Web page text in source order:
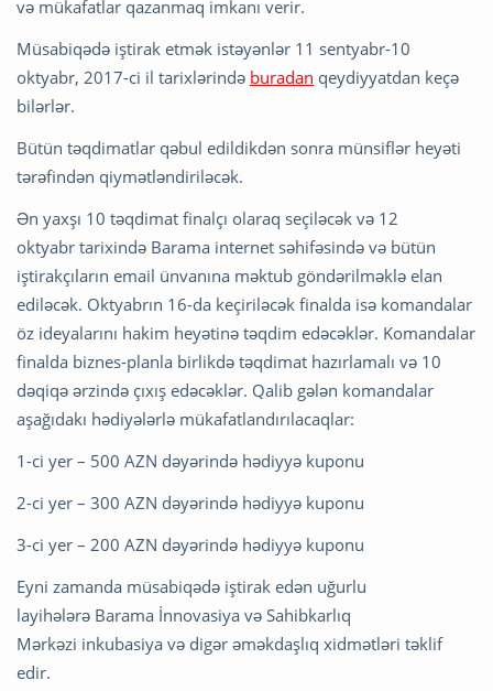
və mükafatlar qazanmaq imkanı verir.
Müsabiqədə iştirak etmək istəyənlər 11 sentyabr-10
oktyabr, 2017-ci il tarixlərində buradan qeydiyyatdan keçə
bilərlər.
Bütün təqdimatlar qəbul edildikdən sonra münsiflər heyəti
tərəfindən qiymətləndiriləcək.
Ən yaxşı 10 təqdimat finalçı olaraq seçiləcək və 12
oktyabr tarixində Barama internet səhifəsində və bütün
iştirakçıların email ünvanına məktub göndərilməklə elan
ediləcək. Oktyabrın 16-da keçiriləcək finalda isə komandalar
öz ideyalarını hakim heyətinə təqdim edəcəklər. Komandalar
finalda biznes-planla birlikdə təqdimat hazırlamalı və 10
dəqiqə ərzində çıxış edəcəklər. Qalib gələn komandalar
aşağıdakı hədiyələrlə mükafatlandırılacaqlar:
1-ci yer – 500 AZN dəyərində hədiyyə kuponu
2-ci yer – 300 AZN dəyərində hədiyyə kuponu
3-ci yer – 200 AZN dəyərində hədiyyə kuponu
Eyni zamanda müsabiqədə iştirak edən uğurlu
layihələrə Barama İnnovasiya və Sahibkarlıq
Mərkəzi inkubasiya və digər əməkdaşlıq xidmətləri təklif
edir.